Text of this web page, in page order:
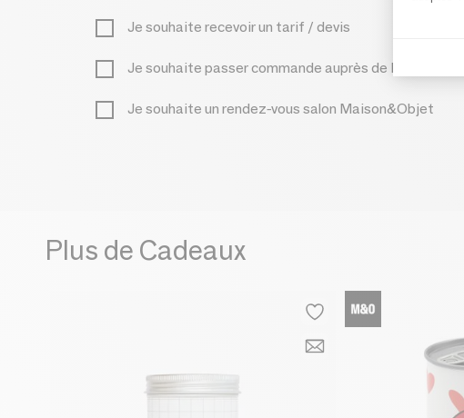
Je souhaite recevoir un tarif / devis
Je souhaite passer commande auprès de LAVAL 1878
Je souhaite un rendez-vous salon Maison&Objet
Plus de Cadeaux